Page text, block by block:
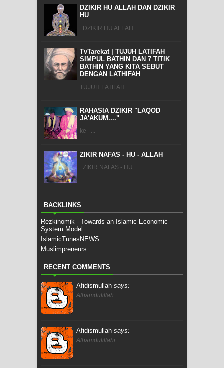
DZIKIR HU ALLAH DAN DZIKIR
HU
DZIKIR HU ALLAH ...
TvTarekat | TUJUH LATIFAH
SIMPUL BATHIN DAN 7 TITIK
BATHIN YANG KITA SEBUT
DENGAN LATHIFAH
TUJUH LATIFAH ...
RAHASIA DZIKIR "LAQOD
JA'AKUM...."
ke ...
ZIKIR NAFAS - HU - ALLAH
ZIKIR NAFAS - HU ...
BACKLINKS
Rezkinomik - Towards an Islamic Economic
System Model
IslamicTunesNEWS
Muslimpreneurs
RECENT COMMENTS
Afidismullah says:
Alhamdulillah..
Afidismullah says:
Alhamdulillahi